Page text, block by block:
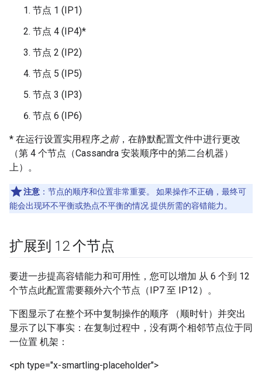
节点 1 (IP1)
节点 4 (IP4)*
节点 2 (IP2)
节点 5 (IP5)
节点 3 (IP3)
节点 6 (IP6)
* 在运行设置实用程序之前，在静默配置文件中进行更改
（第 4 个节点（Cassandra 安装顺序中的第二台机器）
上）。
注意 ：节点的顺序和位置非常重要。 如果操作不正确，最终可
能会出现环不平衡或热点不平衡的情况 提供所需的容错能力。
扩展到 12 个节点
要进一步提高容错能力和可用性，您可以增加 从 6 个到 12
个节点此配置需要额外六个节点（IP7 至 IP12）。
下图显示了在整个环中复制操作的顺序 （顺时针）并突出
显示了以下事实：在复制过程中，没有两个相邻节点位于同
一位置 机架：
<ph type="x-smartling-placeholder">